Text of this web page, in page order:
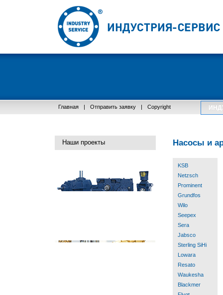
Главная | Отправить заявку | Copyright
Наши проекты Насосы и
KSB
Netzsch
Prominent
Grundfos
Wilo
Seepex
Sera
Jabsco
Sterling SiHi
Lowara
Resato
Waukesha
Blackmer